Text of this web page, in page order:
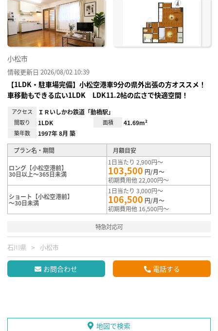
小松市
情報更新日 2026/08/02 10:39
【1LDK・駐車場完備】小松空港車9分の県外出張の方オススメ！
車移動もできる広い1LDK LDK11.2帖の広さで快適空間！
アクセス ＩＲいしかわ鉄道「動橋駅」
間取り 1LDK 面積 41.69m²
築年数 1997年 8月 築
プラン名・期間 月額目安
ロング【小松空港前】
30日以上～365日未満
1日当たり 2,900円～
103,500 円/月～
初期費用他 22,000円～
ショート【小松空港前】
～30日未満
1日当たり 3,000円～
106,500 円/月～
初期費用他 16,500円～
特急対応可
石川県 小松市
お問合わせ 電話する
地図で検索